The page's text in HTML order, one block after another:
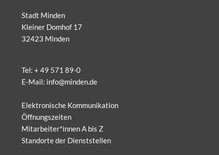
Stadt Minden
Kleiner Domhof 17
32423 Minden
Tel: + 49 571 89-0
E-Mail: info@minden.de
Elektronische Kommunikation
Öffnungszeiten
Mitarbeiter*innen A bis Z
Standorte der Dienststellen